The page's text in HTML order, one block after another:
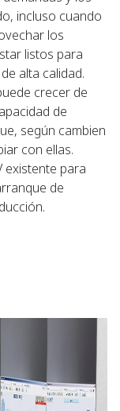
incluso cuando
los
listos para
alta calidad.
crecer de
de
según cambien
con ellas.
existente para
de